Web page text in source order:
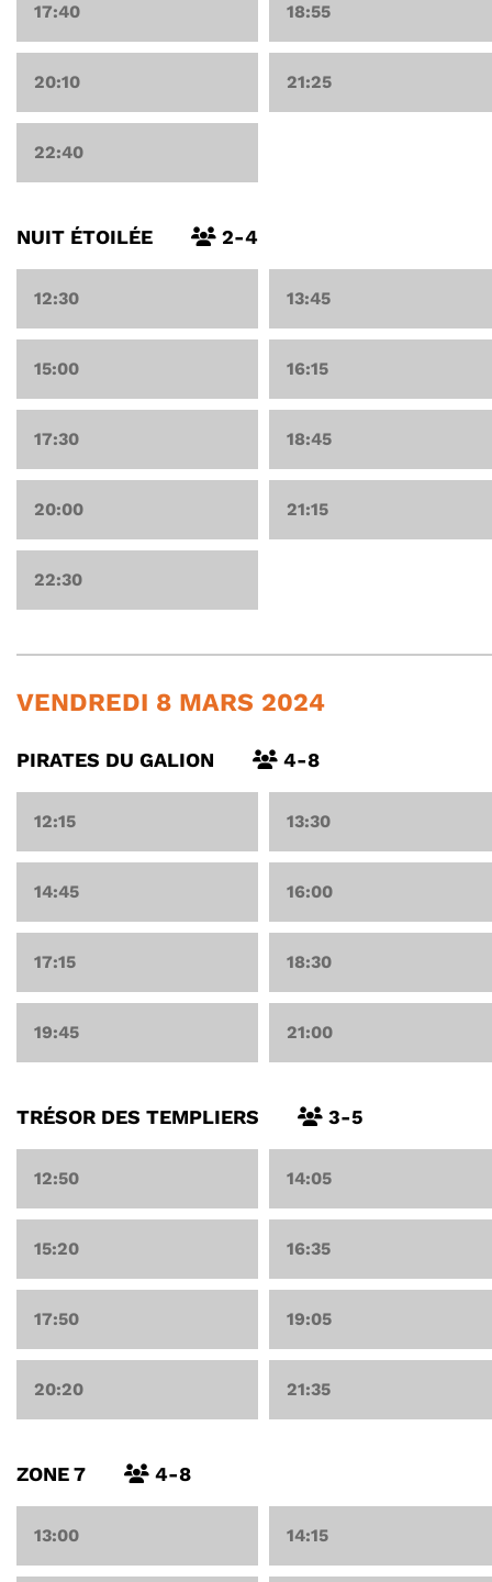
17:40 18:55
20:10 21:25
22:40
NUIT ÉTOILÉE 2-4
12:30 13:45
15:00 16:15
17:30 18:45
20:00 21:15
22:30
VENDREDI 8 MARS 2024
PIRATES DU GALION 4-8
12:15 13:30
14:45 16:00
17:15 18:30
19:45 21:00
TRÉSOR DES TEMPLIERS 3-5
12:50 14:05
15:20 16:35
17:50 19:05
20:20 21:35
ZONE 7 4-8
13:00 14:15